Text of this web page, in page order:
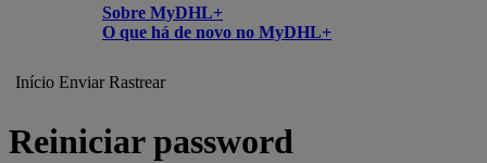
Sobre MyDHL+
O que há de novo no MyDHL+
Início Enviar Rastrear
Reiniciar password